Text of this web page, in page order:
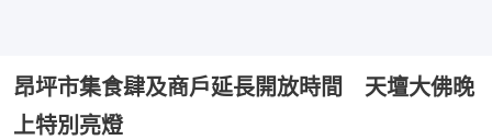
昂坪市集食肆及商戶延長開放時間 天壇大佛晚
上特別亮燈